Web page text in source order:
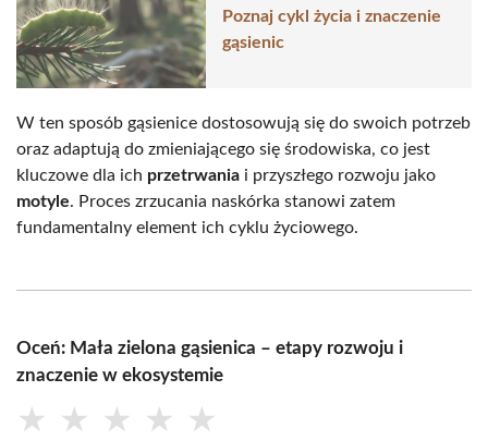
Poznaj cykl życia i znaczenie
gąsienic
W ten sposób gąsienice dostosowują się do swoich potrzeb
oraz adaptują do zmieniającego się środowiska, co jest
kluczowe dla ich przetrwania i przyszłego rozwoju jako
motyle. Proces zrzucania naskórka stanowi zatem
fundamentalny element ich cyklu życiowego.
Oceń: Mała zielona gąsienica – etapy rozwoju i
znaczenie w ekosystemie
★ ★ ★ ★ ★